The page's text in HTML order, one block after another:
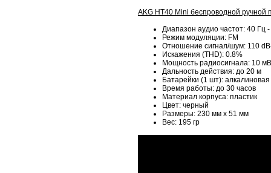
AKG HT40 Mini беспроводной ручной
Диапазон аудио частот: 40 Гц -
Режим модуляции: FM
Отношение сигнал/шум: 110
Искажения (THD): 0.8%
Мощность радиосигнала: 10
Дальность действия: до 20 м
Батарейки (1 шт):
Время работы: до 30 часов
Материал корпуса: пластик
Цвет: черный
Размеры: 230 мм x 51 мм
Вес: 195 гр